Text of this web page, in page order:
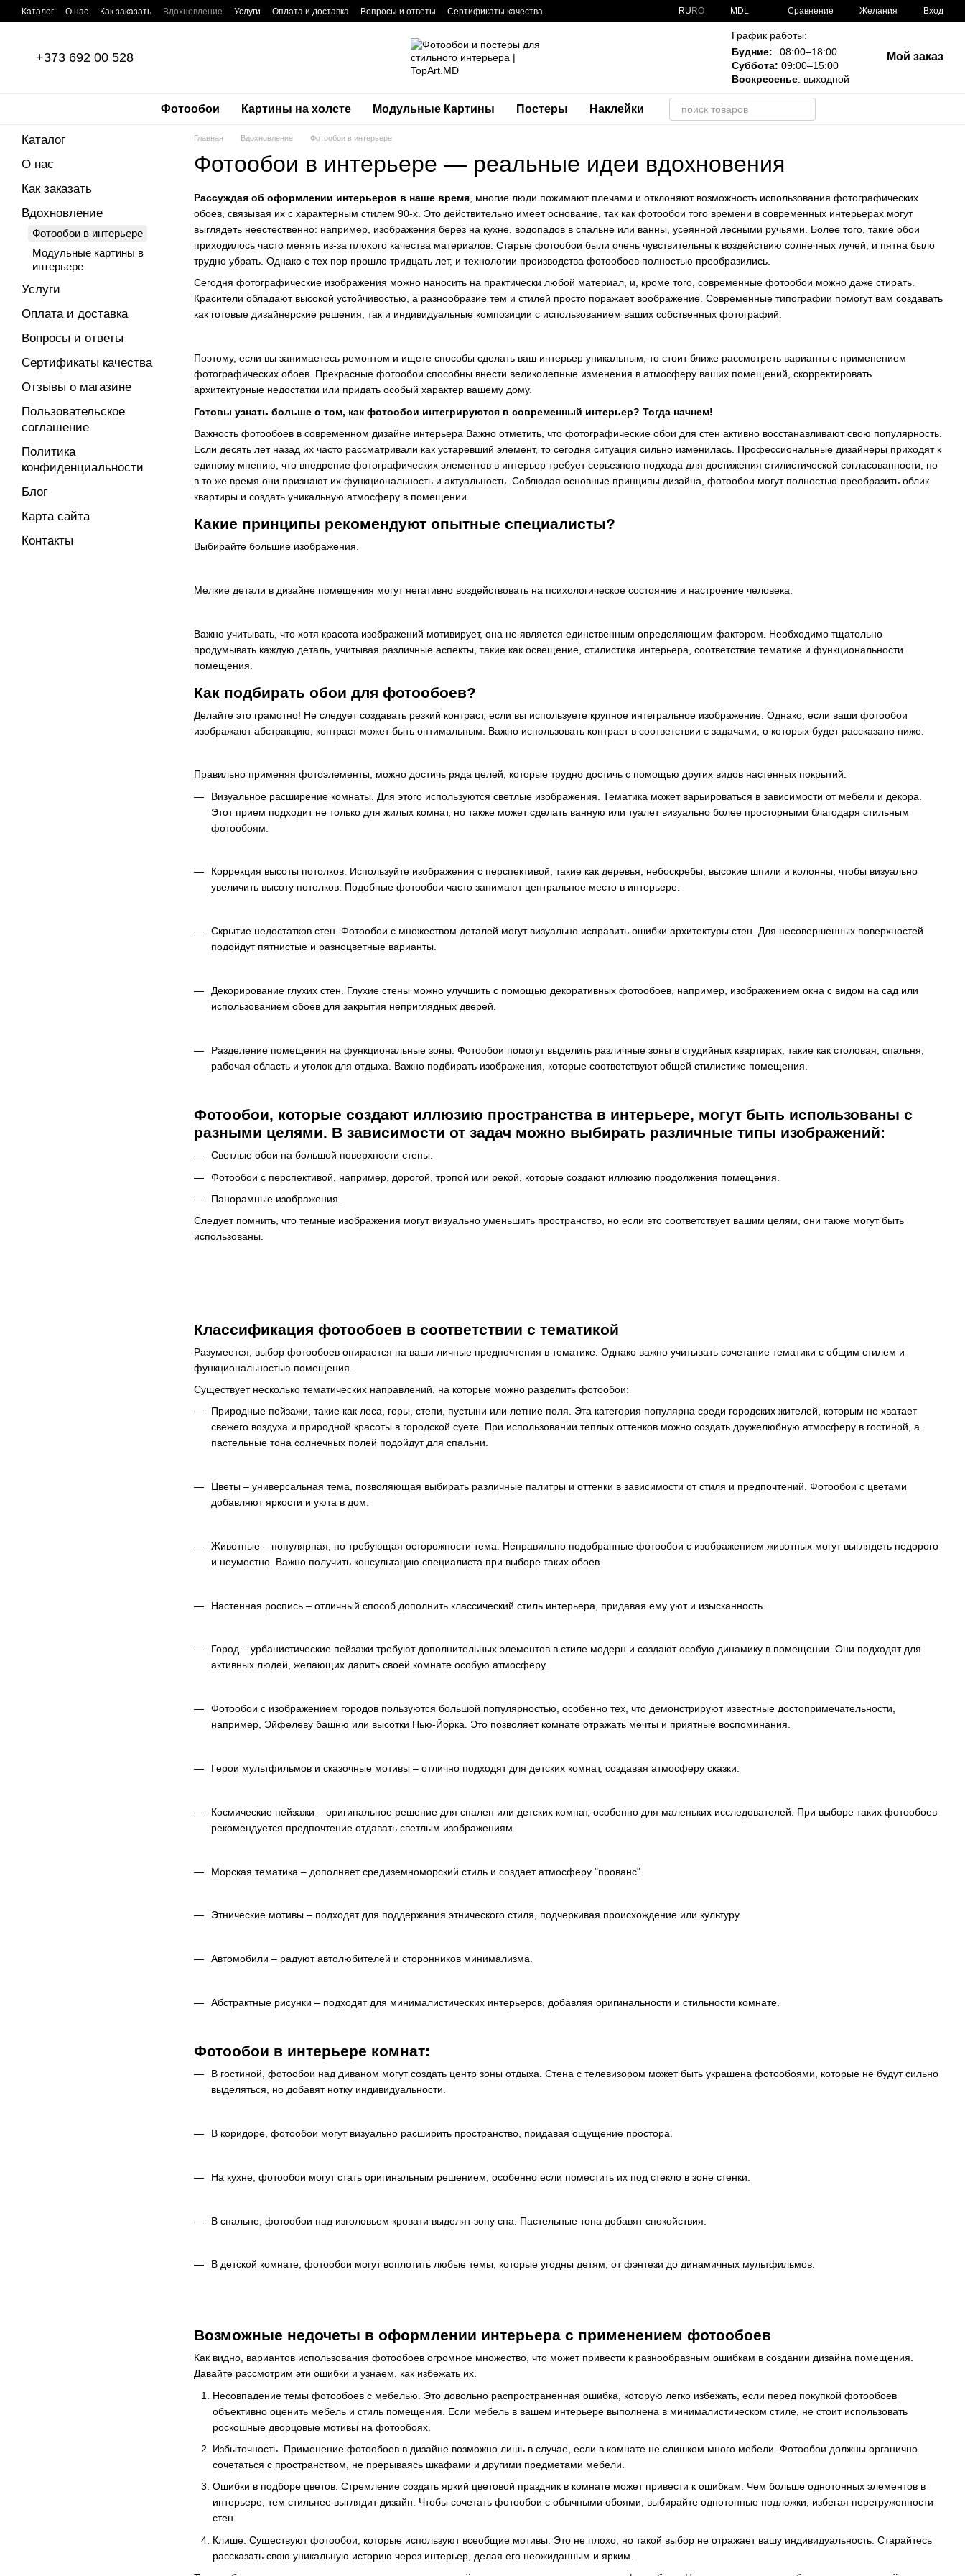
Перейти к основному контенту
Каталог О нас Как заказать Вдохновление Услуги Оплата и доставка Вопросы и ответы
Сертификаты качества
RU RO MDL Сравнение Желания Вход
+373 692 00 528
График работы:
Будние:
08:00–18:00
Суббота: 09:00–15:00
Воскресенье: выходной
Мой заказ
Фотообои Картины на холсте Модульные Картины Постеры Наклейки
Главная Вдохновление Фотообои в интерьере
Фотообои в интерьере — реальные идеи вдохновения
Рассуждая об оформлении интерьеров в наше время , многие люди пожимают плечами и отклоняют возможность использования фотографических
обоев, связывая их с характерным стилем 90-х. Это действительно имеет основание, так как фотообои того времени в современных интерьерах могут
выглядеть неестественно: например, изображения берез на кухне, водопадов в спальне или ванны, усеянной лесными ручьями. Более того, такие обои
приходилось часто менять из-за плохого качества материалов. Старые фотообои были очень чувствительны к воздействию солнечных лучей, и пятна было
трудно убрать. Однако с тех пор прошло тридцать лет, и технологии производства фотообоев полностью преобразились.
Сегодня фотографические изображения можно наносить на практически любой материал, и, кроме того, современные фотообои можно даже стирать.
Красители обладают высокой устойчивостью, а разнообразие тем и стилей просто поражает воображение. Современные типографии помогут вам создавать
как готовые дизайнерские решения, так и индивидуальные композиции с использованием ваших собственных фотографий.
Поэтому, если вы занимаетесь ремонтом и ищете способы сделать ваш интерьер уникальным, то стоит ближе рассмотреть варианты с применением
фотографических обоев. Прекрасные фотообои способны внести великолепные изменения в атмосферу ваших помещений, скорректировать
архитектурные недостатки или придать особый характер вашему дому.
Готовы узнать больше о том, как фотообои интегрируются в современный интерьер? Тогда начнем!
Важность фотообоев в современном дизайне интерьера Важно отметить, что фотографические обои для стен активно восстанавливают свою популярность.
Если десять лет назад их часто рассматривали как устаревший элемент, то сегодня ситуация сильно изменилась. Профессиональные дизайнеры приходят к
единому мнению, что внедрение фотографических элементов в интерьер требует серьезного подхода для достижения стилистической согласованности, но
в то же время они признают их функциональность и актуальность. Соблюдая основные принципы дизайна, фотообои могут полностью преобразить облик
квартиры и создать уникальную атмосферу в помещении.
Какие принципы рекомендуют опытные специалисты?
Выбирайте большие изображения.
Мелкие детали в дизайне помещения могут негативно воздействовать на психологическое состояние и настроение человека.
Важно учитывать, что хотя красота изображений мотивирует, она не является единственным определяющим фактором. Необходимо тщательно
продумывать каждую деталь, учитывая различные аспекты, такие как освещение, стилистика интерьера, соответствие тематике и функциональности
помещения.
Как подбирать обои для фотообоев?
Делайте это грамотно! Не следует создавать резкий контраст, если вы используете крупное интегральное изображение. Однако, если ваши фотообои
изображают абстракцию, контраст может быть оптимальным. Важно использовать контраст в соответствии с задачами, о которых будет рассказано ниже.
Правильно применяя фотоэлементы, можно достичь ряда целей, которые трудно достичь с помощью других видов настенных покрытий:
Визуальное расширение комнаты. Для этого используются светлые изображения. Тематика может варьироваться в зависимости от мебели и декора.
Этот прием подходит не только для жилых комнат, но также может сделать ванную или туалет визуально более просторными благодаря стильным
фотообоям.
Коррекция высоты потолков. Используйте изображения с перспективой, такие как деревья, небоскребы, высокие шпили и колонны, чтобы визуально
увеличить высоту потолков. Подобные фотообои часто занимают центральное место в интерьере.
Скрытие недостатков стен. Фотообои с множеством деталей могут визуально исправить ошибки архитектуры стен. Для несовершенных поверхностей
подойдут пятнистые и разноцветные варианты.
Декорирование глухих стен. Глухие стены можно улучшить с помощью декоративных фотообоев, например, изображением окна с видом на сад или
использованием обоев для закрытия неприглядных дверей.
Разделение помещения на функциональные зоны. Фотообои помогут выделить различные зоны в студийных квартирах, такие как столовая, спальня,
рабочая область и уголок для отдыха. Важно подбирать изображения, которые соответствуют общей стилистике помещения.
Фотообои, которые создают иллюзию пространства в интерьере, могут быть использованы с
разными целями. В зависимости от задач можно выбирать различные типы изображений:
Светлые обои на большой поверхности стены.
Фотообои с перспективой, например, дорогой, тропой или рекой, которые создают иллюзию продолжения помещения.
Панорамные изображения.
Следует помнить, что темные изображения могут визуально уменьшить пространство, но если это соответствует вашим целям, они также могут быть
использованы.
Классификация фотообоев в соответствии с тематикой
Разумеется, выбор фотообоев опирается на ваши личные предпочтения в тематике. Однако важно учитывать сочетание тематики с общим стилем и
функциональностью помещения.
Существует несколько тематических направлений, на которые можно разделить фотообои:
Природные пейзажи, такие как леса, горы, степи, пустыни или летние поля. Эта категория популярна среди городских жителей, которым не хватает
свежего воздуха и природной красоты в городской суете. При использовании теплых оттенков можно создать дружелюбную атмосферу в гостиной, а
пастельные тона солнечных полей подойдут для спальни.
Цветы – универсальная тема, позволяющая выбирать различные палитры и оттенки в зависимости от стиля и предпочтений. Фотообои с цветами
добавляют яркости и уюта в дом.
Животные – популярная, но требующая осторожности тема. Неправильно подобранные фотообои с изображением животных могут выглядеть недорого
и неуместно. Важно получить консультацию специалиста при выборе таких обоев.
Настенная роспись – отличный способ дополнить классический стиль интерьера, придавая ему уют и изысканность.
Город – урбанистические пейзажи требуют дополнительных элементов в стиле модерн и создают особую динамику в помещении. Они подходят для
активных людей, желающих дарить своей комнате особую атмосферу.
Фотообои с изображением городов пользуются большой популярностью, особенно тех, что демонстрируют известные достопримечательности,
например, Эйфелеву башню или высотки Нью-Йорка. Это позволяет комнате отражать мечты и приятные воспоминания.
Герои мультфильмов и сказочные мотивы – отлично подходят для детских комнат, создавая атмосферу сказки.
Космические пейзажи – оригинальное решение для спален или детских комнат, особенно для маленьких исследователей. При выборе таких фотообоев
рекомендуется предпочтение отдавать светлым изображениям.
Морская тематика – дополняет средиземноморский стиль и создает атмосферу "прованс".
Этнические мотивы – подходят для поддержания этнического стиля, подчеркивая происхождение или культуру.
Автомобили – радуют автолюбителей и сторонников минимализма.
Абстрактные рисунки – подходят для минималистических интерьеров, добавляя оригинальности и стильности комнате.
Фотообои в интерьере комнат:
В гостиной, фотообои над диваном могут создать центр зоны отдыха. Стена с телевизором может быть украшена фотообоями, которые не будут сильно
выделяться, но добавят нотку индивидуальности.
В коридоре, фотообои могут визуально расширить пространство, придавая ощущение простора.
На кухне, фотообои могут стать оригинальным решением, особенно если поместить их под стекло в зоне стенки.
В спальне, фотообои над изголовьем кровати выделят зону сна. Пастельные тона добавят спокойствия.
В детской комнате, фотообои могут воплотить любые темы, которые угодны детям, от фэнтези до динамичных мультфильмов.
Возможные недочеты в оформлении интерьера с применением фотообоев
Как видно, вариантов использования фотообоев огромное множество, что может привести к разнообразным ошибкам в создании дизайна помещения.
Давайте рассмотрим эти ошибки и узнаем, как избежать их.
Несовпадение темы фотообоев с мебелью. Это довольно распространенная ошибка, которую легко избежать, если перед покупкой фотообоев
объективно оценить мебель и стиль помещения. Если мебель в вашем интерьере выполнена в минималистическом стиле, не стоит использовать
роскошные дворцовые мотивы на фотообоях.
Избыточность. Применение фотообоев в дизайне возможно лишь в случае, если в комнате не слишком много мебели. Фотообои должны органично
сочетаться с пространством, не прерываясь шкафами и другими предметами мебели.
Ошибки в подборе цветов. Стремление создать яркий цветовой праздник в комнате может привести к ошибкам. Чем больше однотонных элементов в
интерьере, тем стильнее выглядит дизайн. Чтобы сочетать фотообои с обычными обоями, выбирайте однотонные подложки, избегая перегруженности
стен.
Клише. Существуют фотообои, которые используют всеобщие мотивы. Это не плохо, но такой выбор не отражает вашу индивидуальность. Старайтесь
рассказать свою уникальную историю через интерьер, делая его неожиданным и ярким.
Каталог
О нас
Как заказать
Вдохновление
Фотообои в интерьере
Модульные картины в
интерьере
Услуги
Оплата и доставка
Вопросы и ответы
Сертификаты качества
Отзывы о магазине
Пользовательское
соглашение
Политика
конфиденциальности
Блог
Карта сайта
Контакты